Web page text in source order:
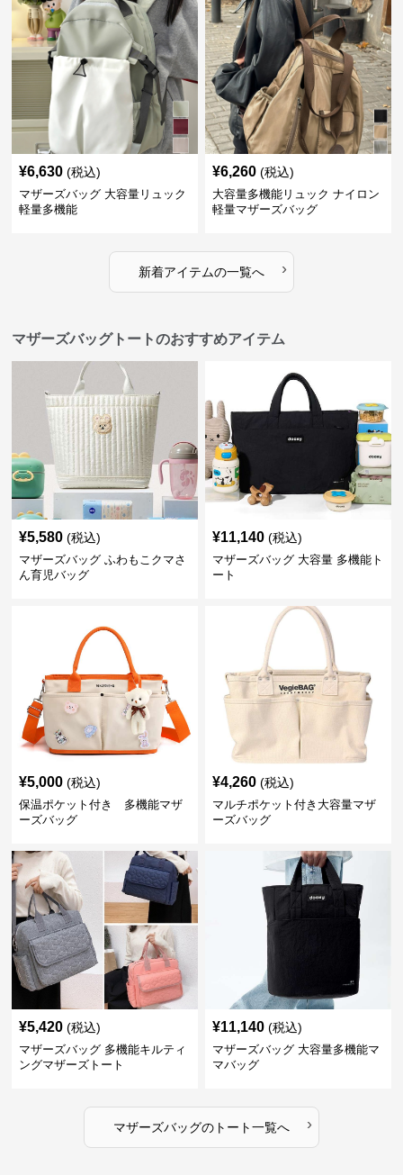
¥6,630 (税込)
マザーズバッグ 大容量リュック
軽量多機能
¥6,260 (税込)
大容量多機能リュック ナイロン
軽量マザーズバッグ
新着アイテムの一覧へ ›
マザーズバッグトートのおすすめアイテム
¥5,580 (税込)
マザーズバッグ ふわもこクマさ
ん育児バッグ
¥11,140 (税込)
マザーズバッグ 大容量 多機能ト
ート
¥5,000 (税込)
保温ポケット付き 多機能マザ
ーズバッグ
¥4,260 (税込)
マルチポケット付き大容量マザ
ーズバッグ
¥5,420 (税込)
マザーズバッグ 多機能キルティ
ングマザーズトート
¥11,140 (税込)
マザーズバッグ 大容量多機能マ
マバッグ
マザーズバッグのトート一覧へ ›